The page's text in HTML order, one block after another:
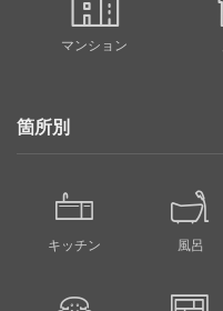
マンション
箇所別
キッチン 風呂